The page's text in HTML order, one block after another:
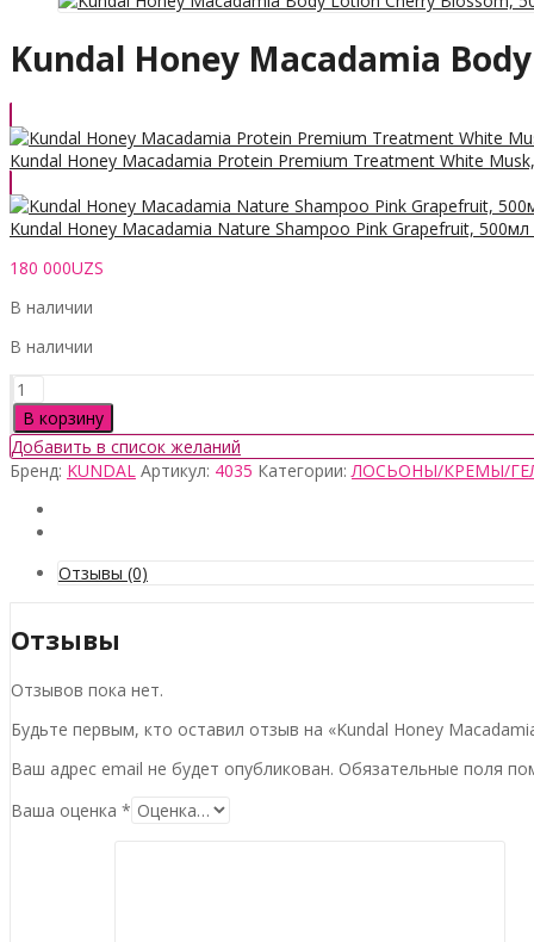
Kundal Honey Macadamia
Kundal Honey Macadamia Protein Premium Treatment White
Kundal Honey Macadamia Nature Shampoo Pink Grapefruit, 500мл
180 000UZS
В наличии
В наличии
Количество
товара
Kundal
Honey
Macadamia
Blossom,
500мл
В корзину
Добавить в список желаний
Бренд: KUNDAL Артикул: 4035 Категории: ЛОСЬОНЫ/КРЕМЫ/
Отзывы (0)
Отзывы
Отзывов пока нет.
Будьте первым, кто оставил отзыв на «Kundal Honey
Ваш адрес email не будет опубликован. Обязательные поля
Ваша оценка *